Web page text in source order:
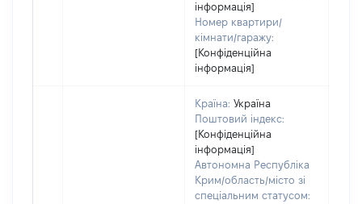
інформація]
Номер квартири/
кімнати/гаражу:
[Конфіденційна
інформація]
Країна: Україна
Поштовий індекс:
[Конфіденційна
інформація]
Автономна Республіка
Крим/область/місто зі
спеціальним статусом: